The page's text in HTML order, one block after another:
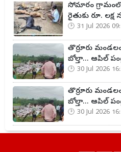
సోమారం గ్రామంలో
రైతుకు రూ. లక్ష
31 Jul 2026
తొర్రూరు
బోల్తా... ఆపిల్
30 Jul 2026
తొర్రూరు
బోల్తా... ఆపిల్
30 Jul 2026